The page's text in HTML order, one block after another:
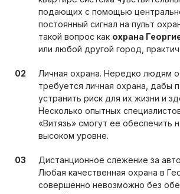
подающих с помощью
постоянный сигнал на пульт
такой вопрос как охрана
или любой другой город,
Личная охрана. Нередко людям
требуется личная охрана, дабы
устранить риск для их жизни и
Несколько опытных
«Витязь» смогут ее обеспечить
высоком уровне.
Дистанционное слежение за
Любая качественная охрана в
совершенно невозможно без